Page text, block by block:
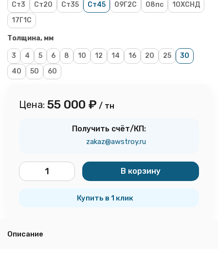
Ст3 Ст20 Ст35 Ст45 09Г2С 08пс
10ХСНД
17Г1С
Толщина, мм
3 4 5 6 8 10 12 14 16 20 25
30
40
50 60
Цена: 55 000 ₽ / тн
Получить счёт/КП:
zakaz@awstroy.ru
В корзину
Купить в 1 клик
Описание